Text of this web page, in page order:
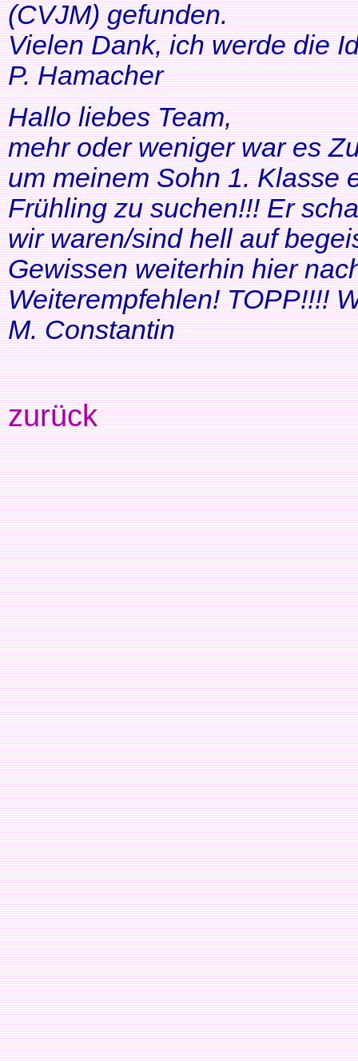
(CVJM) gefunden.
Vielen Dank, ich werde die
P. Hamacher
Hallo liebes Team,
mehr oder weniger war es
um meinem Sohn 1. Klasse
Frühling zu suchen!!! Er
wir waren/sind hell auf
Gewissen weiterhin hier
Weiterempfehlen! TOPP!!!!
M. Constantin
zurück